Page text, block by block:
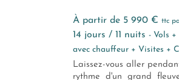
à partir de 5 990 € ttc
14 jours / 11 nuits - Vols
avec chauffeur + Visites +
Laissez-vous aller
rythme d'un grand